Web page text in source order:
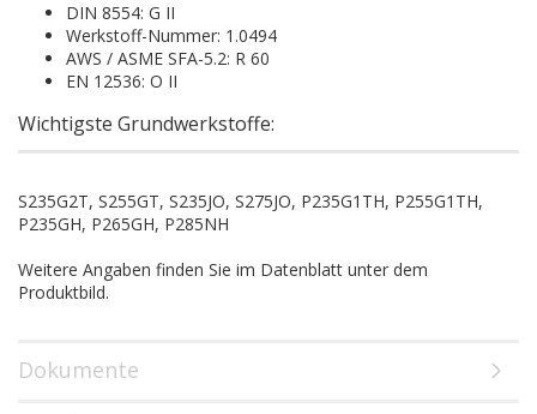
DIN 8554: G II
Werkstoff-Nummer: 1.0494
AWS / ASME SFA-5.2: R 60
EN 12536: O II
Wichtigste Grundwerkstoffe:
S235G2T, S255GT, S235JO, S275JO, P235G1TH, P255G1TH,
P235GH, P265GH, P285NH
Weitere Angaben finden Sie im Datenblatt unter dem
Produktbild.
Dokumente